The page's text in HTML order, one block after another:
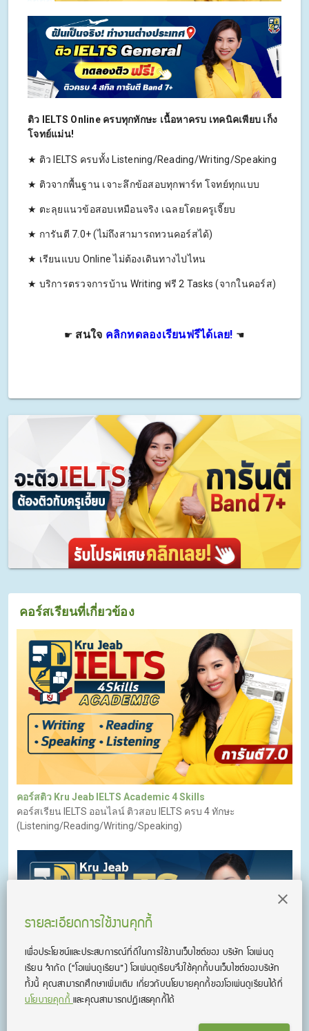
ติว IELTS Online ครบทุกทักษะ เนื้อหาครบ เทคนิคเพียบ เก็ง
โจทย์แม่น!
★ ติว IELTS ครบทั้ง Listening/Reading/Writing/Speaking
★ ติวจากพื้นฐาน เจาะลึกข้อสอบทุกพาร์ท โจทย์ทุกแบบ
★ ตะลุยแนวข้อสอบเหมือนจริง เฉลยโดยครูเจี๊ยบ
★ การันตี 7.0+ (ไม่ถึงสามารถทวนคอร์สได้)
★ เรียนแบบ Online ไม่ต้องเดินทางไปไหน
★ บริการตรวจการบ้าน Writing ฟรี 2 Tasks (จากในคอร์ส)
☛ สนใจ คลิกทดลองเรียนฟรีได้เลย! ☚
คอร์สเรียนที่เกี่ยวข้อง
คอร์สติว Kru Jeab IELTS Academic 4 Skills
คอร์สเรียน IELTS ออนไลน์ ติวสอบ IELTS ครบ 4 ทักษะ
(Listening/Reading/Writing/Speaking)
รายละเอียดการใช้งานคุกกี้
เพื่อประโยชน์และประสบการณ์ที่ดีในการใช้งานเว็บไซต์ของ บริษัท โอเพ่นดู
เรียน จํากัด (“โอเพ่นดูเรียน”)โอเพ่นดูเรียนจึงใช้คุกกี้บนเว็บไซต์ของบริษัท
ทั้งนี้ คุณสามารถศึกษาเพิ่มเติม เกี่ยวกับนโยบายคุกกี้ของโอเพ่นดูเรียนได้ที่
นโยบายคุกกี้และคุณสามารถปฏิเสธคุกกี้ได้